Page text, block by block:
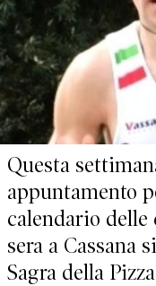
Questa
appuntamento
calendario
sera a Cassana
Sagra della